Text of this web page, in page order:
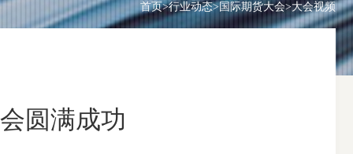
首页>行业动态>国际期货大会>大会视频
圆满成功